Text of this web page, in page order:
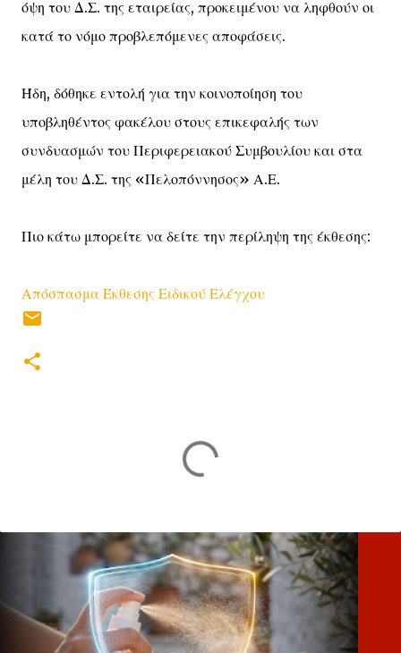
όψη του Δ.Σ. της εταιρείας, προκειμένου να ληφθούν οι
κατά το νόμο προβλεπόμενες αποφάσεις.
Ήδη, δόθηκε εντολή για την κοινοποίηση του
υποβληθέντος φακέλου στους επικεφαλής των
συνδυασμών του Περιφερειακού Συμβουλίου και στα
μέλη του Δ.Σ. της «Πελοπόννησος» Α.Ε.
Πιο κάτω μπορείτε να δείτε την περίληψη της έκθεσης:
Απόσπασμα Έκθεσης Ειδικού Ελέγχου
λ